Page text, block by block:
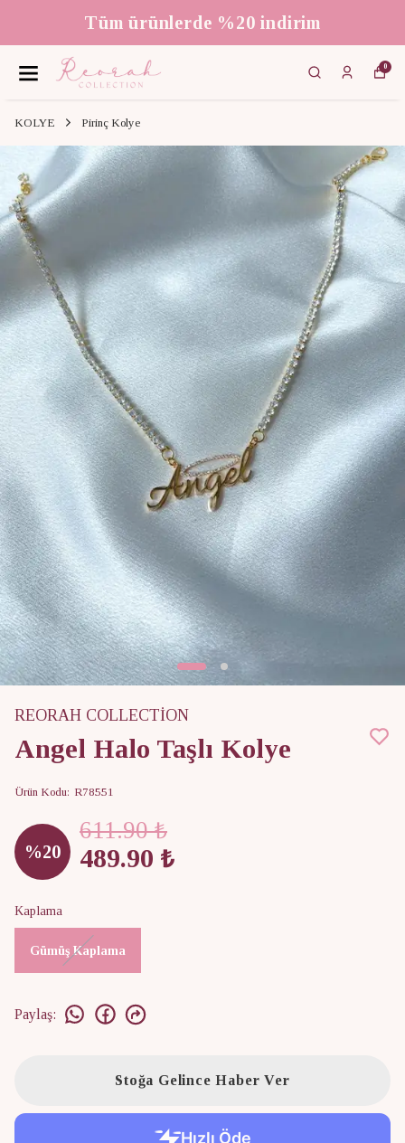
Tüm ürünlerde %20 indirim
0
KOLYE Pirinç Kolye
REORAH COLLECTİON
Angel Halo Taşlı Kolye
Ürün Kodu: R78551
%20
611.90 ₺
489.90 ₺
Kaplama
Gümüş Kaplama
Paylaş:
Stoğa Gelince Haber Ver